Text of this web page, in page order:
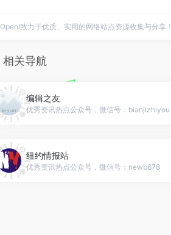
OpenI致力于优质、实用的网络站点资源收集与分享！
相关导航
编辑之友
优秀资讯热点公众号，微信号：bianjizhiyou
纽约情报站
优秀资讯热点公众号，微信号：newb678